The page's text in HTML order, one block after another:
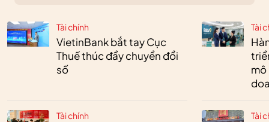
Tài chính
VietinBank bắt tay Cục
Thuế thúc đẩy chuyển đổi
số
Tài chính
Tài
mô
Tài